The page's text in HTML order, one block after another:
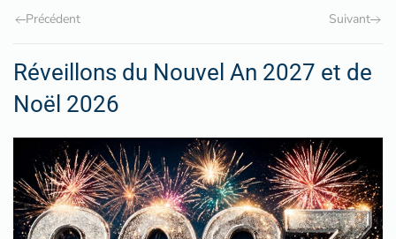
Précédent Suivant
Réveillons du Nouvel An 2027 et de
Noël 2026